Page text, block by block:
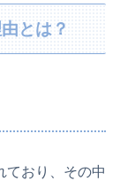
とは？
ており、その中